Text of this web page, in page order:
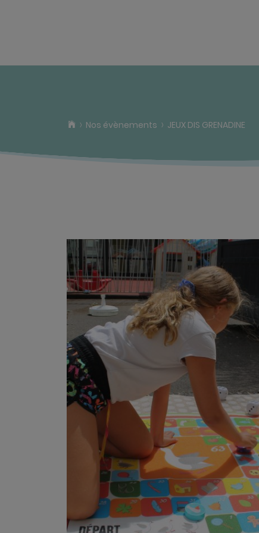
Nos évènements JEUX DIS GRENADINE